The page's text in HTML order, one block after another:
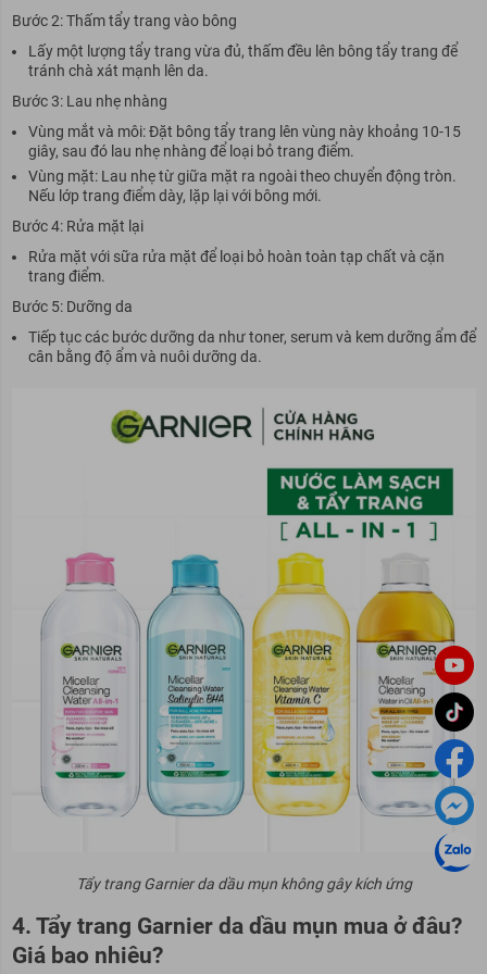
Bước 2: Thấm tẩy trang vào bông
Lấy một lượng tẩy trang vừa đủ, thấm đều lên bông tẩy trang để
tránh chà xát mạnh lên da.
Bước 3: Lau nhẹ nhàng
Vùng mắt và môi: Đặt bông tẩy trang lên vùng này khoảng 10-15
giây, sau đó lau nhẹ nhàng để loại bỏ trang điểm.
Vùng mặt: Lau nhẹ từ giữa mặt ra ngoài theo chuyển động tròn.
Nếu lớp trang điểm dày, lặp lại với bông mới.
Bước 4: Rửa mặt lại
Rửa mặt với sữa rửa mặt để loại bỏ hoàn toàn tạp chất và cặn
trang điểm.
Bước 5: Dưỡng da
Tiếp tục các bước dưỡng da như toner, serum và kem dưỡng ẩm để
cân bằng độ ẩm và nuôi dưỡng da.
Tẩy trang Garnier da dầu mụn không gây kích ứng
4. Tẩy trang Garnier da dầu mụn mua ở đâu?
Giá bao nhiêu?